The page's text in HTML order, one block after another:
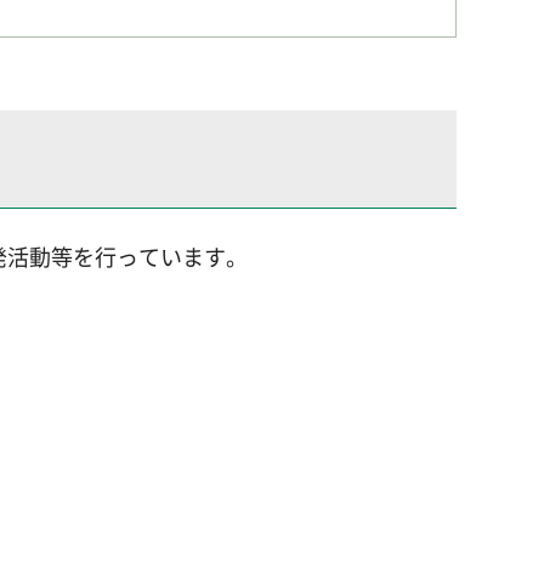
動等を行っています。